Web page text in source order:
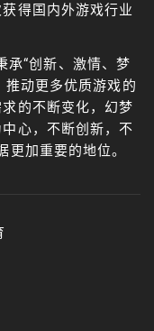
得国内外游戏行业
承“创新、激情、梦
推动更多优质游戏的
的不断变化，幻梦
心，不断创新，不
更加重要的地位。